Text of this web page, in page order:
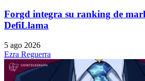
Forgd integra su ranking de
DefiLlama
5 ago 2026
Ezra Reguerra